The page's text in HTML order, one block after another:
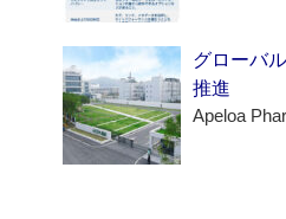
グローバ
推進
Apeloa